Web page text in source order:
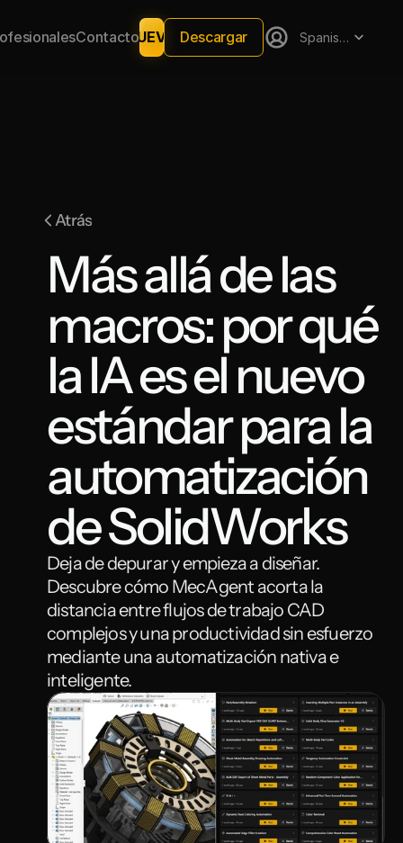
Atrás
Más allá de las
macros: por qué
la IA es el nuevo
estándar para la
automatización
de SolidWorks
Deja de depurar y empieza a diseñar.
Descubre cómo MecAgent acorta la
distancia entre flujos de trabajo CAD
complejos y una productividad sin esfuerzo
mediante una automatización nativa e
inteligente.
ContactoNUEVO Descargar Spanish (Spain)